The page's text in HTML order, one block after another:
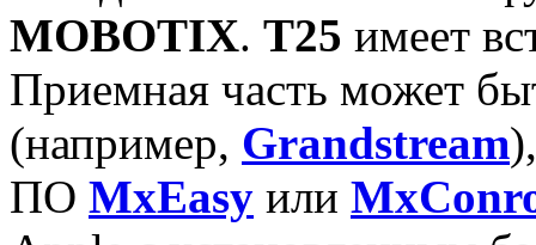
MOBOTIX. T25 имеет
Приемная часть может
(например, Grandstream
ПО MxEasy или